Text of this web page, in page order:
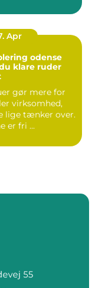
Apr
odense
klare ruder
gør mere for
virksomhed,
lige tænker over.
er fri ...